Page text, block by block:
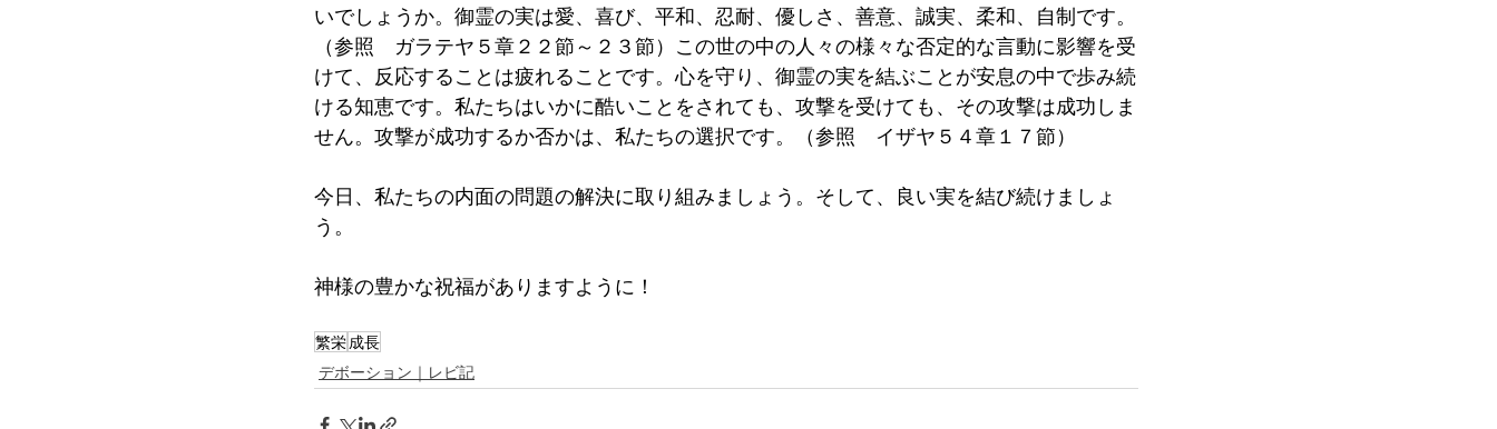
いでしょうか。御霊の実は愛、喜び、平和、忍耐、優しさ、善意、誠実、柔和、自制です。
（参照　ガラテヤ５章２２節～２３節）この世の中の人々の様々な否定的な言動に影響を受
けて、反応することは疲れることです。心を守り、御霊の実を結ぶことが安息の中で歩み続
ける知恵です。私たちはいかに酷いことをされても、攻撃を受けても、その攻撃は成功しま
せん。攻撃が成功するか否かは、私たちの選択です。（参照　イザヤ５４章１７節）
今日、私たちの内面の問題の解決に取り組みましょう。そして、良い実を結び続けましょ
う。
神様の豊かな祝福がありますように！
繁栄成長
デボーション｜レビ記